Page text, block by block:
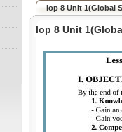
lop 8 Unit 1(Global
lop 8 Unit